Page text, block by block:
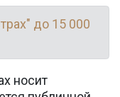
до 15 000
носит